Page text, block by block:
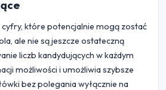
cyfry, które potencjalnie mogą zostać
ale nie są jeszcze ostateczną
liczb kandydujących w każdym
możliwości i umożliwia szybsze
bez polegania wyłącznie na